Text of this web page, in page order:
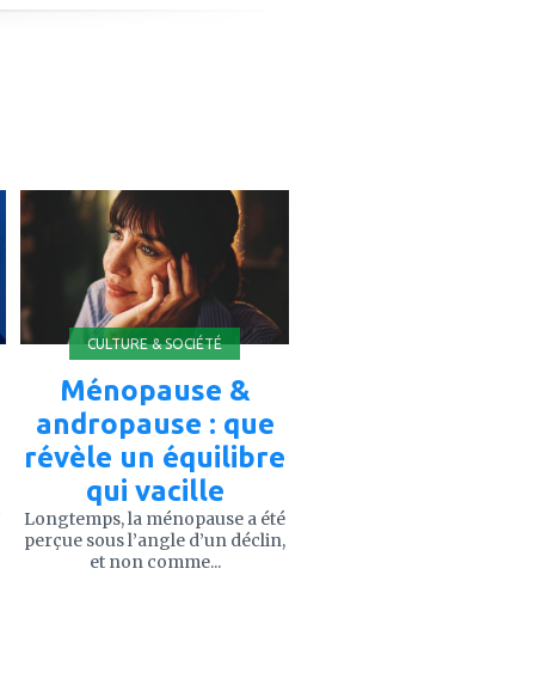
mes
CULTURE & SOCIÉTÉ
Ménopause &
andropause : que
révèle un équilibre
qui vacille
Longtemps, la ménopause a été
perçue sous l’angle d’un déclin,
et non comme...